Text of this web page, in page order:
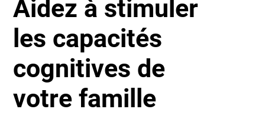
Aidez à stimuler
les capacités
cognitives de
votre famille